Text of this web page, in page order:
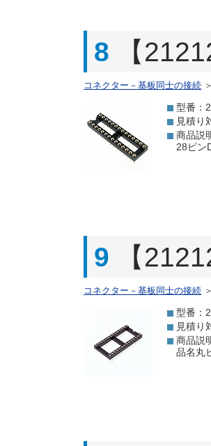
8 【
コネクター－基板同士の接続 ＞
型番：
見積り
商品説
28ピン
9 【
コネクター－基板同士の接続 ＞
型番：
見積り
商品説
品名丸